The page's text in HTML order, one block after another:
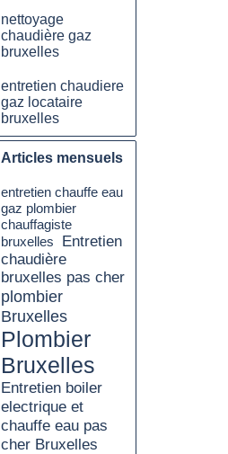
nettoyage
chaudière gaz
bruxelles
entretien chaudiere
gaz locataire
bruxelles
Articles mensuels
entretien chauffe eau
gaz plombier
chauffagiste
bruxelles
Entretien
chaudière
bruxelles pas cher
plombier
Bruxelles
Plombier
Bruxelles
Entretien boiler
electrique et
chauffe eau pas
cher Bruxelles